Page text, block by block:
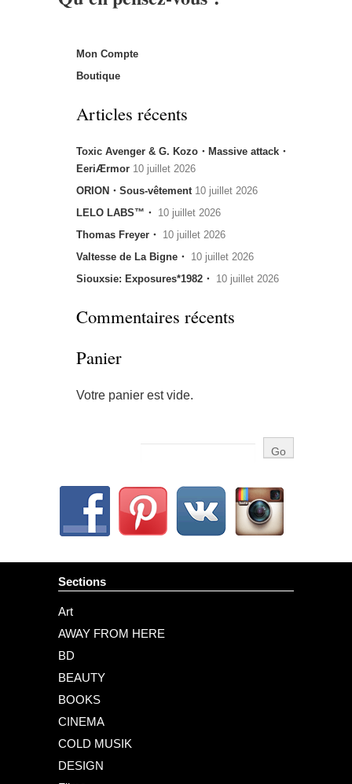
Mon Compte
Boutique
Articles récents
Toxic Avenger & G. Kozo・Massive attack・
EeriÆrmor 10 juillet 2026
ORION・Sous-vêtement 10 juillet 2026
LELO LABS™・ 10 juillet 2026
Thomas Freyer・ 10 juillet 2026
Valtesse de La Bigne・ 10 juillet 2026
Siouxsie: Exposures*1982・ 10 juillet 2026
Commentaires récents
Panier
Votre panier est vide.
Sections
Art
AWAY FROM HERE
BD
BEAUTY
BOOKS
CINEMA
COLD MUSIK
DESIGN